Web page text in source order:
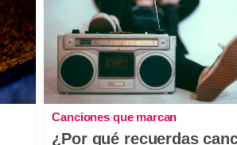
Canciones que marcan
¿Por qué recuerdas